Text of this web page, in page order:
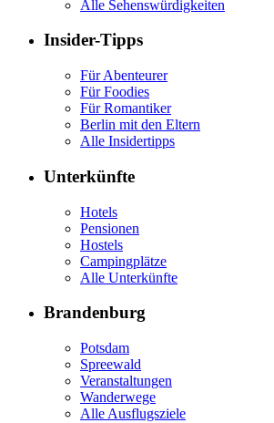
Alle Sehenswürdigkeiten
Insider-Tipps
Für Abenteurer
Für Foodies
Für Romantiker
Berlin mit den Eltern
Alle Insidertipps
Unterkünfte
Hotels
Pensionen
Hostels
Campingplätze
Alle Unterkünfte
Brandenburg
Potsdam
Spreewald
Veranstaltungen
Wanderwege
Alle Ausflugsziele